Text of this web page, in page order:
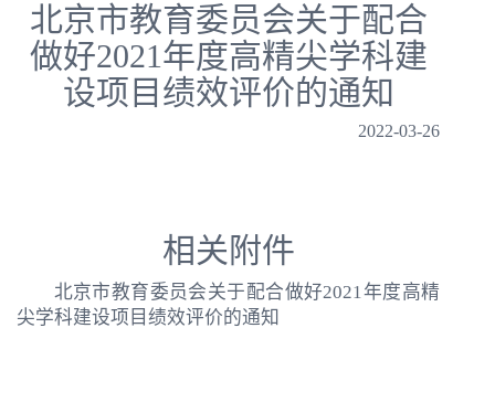
北京市教育委员会关于配合
做好2021年度高精尖学科建
设项目绩效评价的通知
2022-03-26
相关附件
北京市教育委员会关于配合做好2021年度高精
尖学科建设项目绩效评价的通知